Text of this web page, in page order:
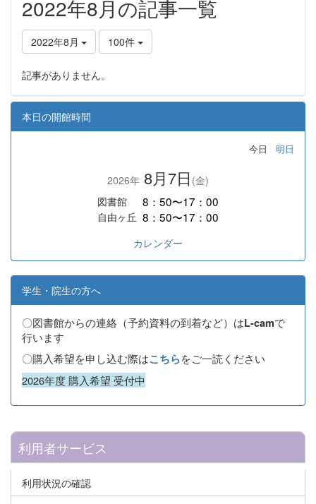
2022年8月の記事一覧
2022年8月 100件
記事がありません。
本日の開館時間
今日 明日
2026年 8月7日 (金)
図書館
8：50〜17：00
自由ヶ丘 8：50〜17：00
カレンダー
学生・院生の方へ
〇図書館からの連絡（予約資料の到着など）はL-camで
行います
〇購入希望を申し込む際はこちらをご一読ください
2026年度 購入希望 受付中
利用者サービス
利用状況の確認